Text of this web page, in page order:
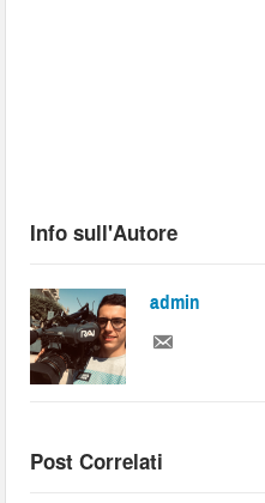
Info sull'Autore
admin
Post Correlati